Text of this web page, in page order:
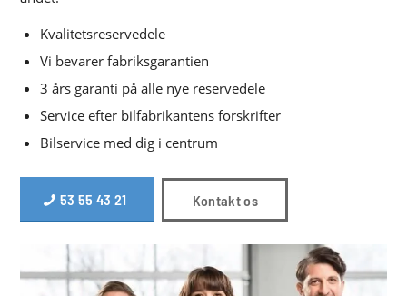
Kvalitetsreservedele
Vi bevarer fabriksgarantien
3 års garanti på alle nye reservedele
Service efter bilfabrikantens forskrifter
Bilservice med dig i centrum
53 55 43 21 Kontakt os